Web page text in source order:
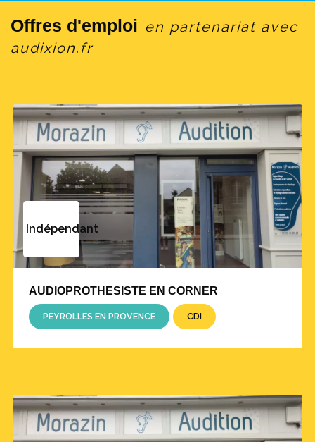
Offres d'emploi en partenariat avec
audixion.fr
Indépendant
AUDIOPROTHESISTE EN CORNER
PEYROLLES EN PROVENCE CDI